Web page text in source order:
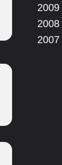
2009
2008
2007